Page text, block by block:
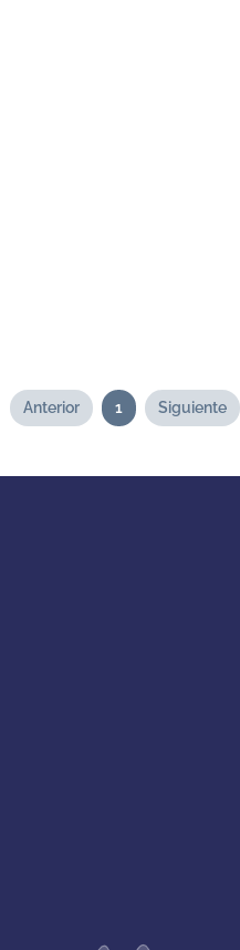
Anterior 1 Siguiente